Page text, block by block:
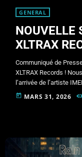
GENERAL
NOUVELLE
XLTRAX
Communiqué de
XLTRAX Records !
l’arrivée de l’artiste
IMERSAO propose un
des pulsations
ainsi que […]
today MARS 31, 2026